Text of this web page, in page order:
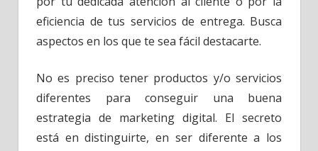
eficiencia de tus servicios de entrega. Busca
aspectos en los que te sea fácil destacarte.
No es preciso tener productos y/o servicios
diferentes para conseguir una buena
estrategia de marketing digital. El secreto
está en distinguirte, en ser diferente a los